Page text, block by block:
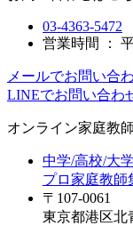
03-4363-5472
営業時間 ：
メールでお問い合
LINEでお問い合わ
オンライン家庭教師
中学/高校/大
プロ家庭教師
〒107-0061
東京都港区